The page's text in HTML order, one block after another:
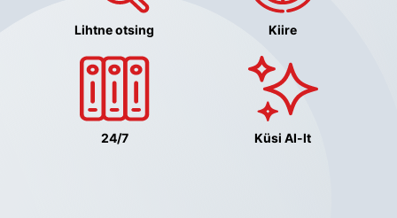
Lihtne otsing Kiire
24/7 Küsi AI-lt